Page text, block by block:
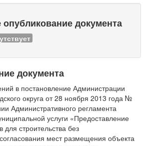
документа
документа
в постановление Администрации
округа от 28 ноября 2013 года №
Административного регламента
услуги «Предоставление
для строительства без
мест размещения объекта